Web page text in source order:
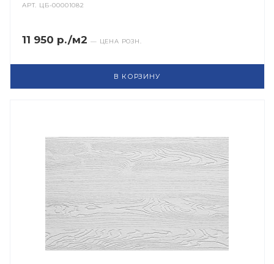
АРТ. ЦБ-00001082
11 950 р./м2 — ЦЕНА РОЗН.
В КОРЗИНУ